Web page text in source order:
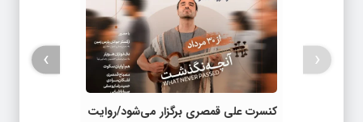
کنسرت علی قمصری برگزار می‌شود/روایت
‹
›